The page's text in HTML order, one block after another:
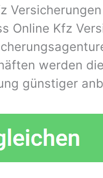
Online Kfz
werden
günstiger